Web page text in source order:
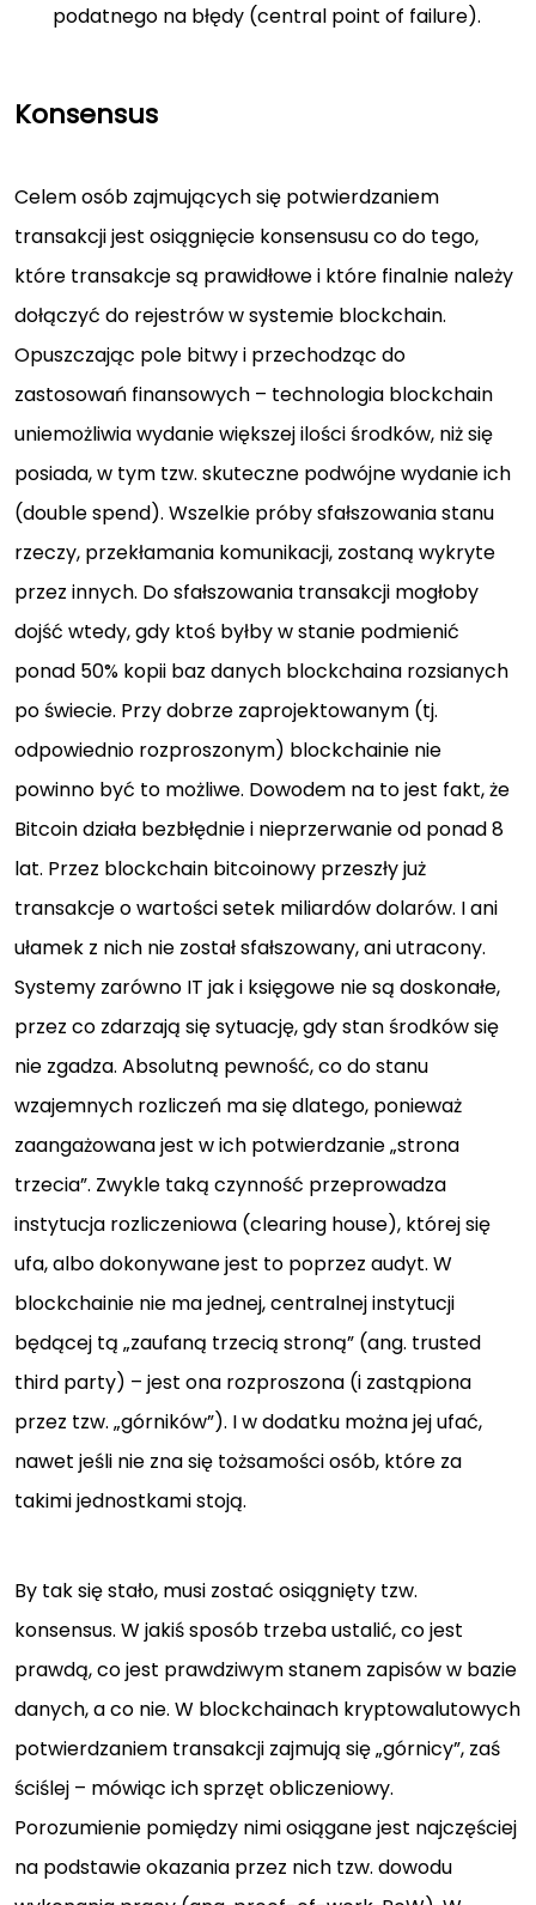
podatnego na błędy (central point of failure).
Konsensus
Celem osób zajmujących się potwierdzaniem
transakcji jest osiągnięcie konsensusu co do tego,
które transakcje są prawidłowe i które finalnie należy
dołączyć do rejestrów w systemie blockchain.
Opuszczając pole bitwy i przechodząc do
zastosowań finansowych – technologia blockchain
uniemożliwia wydanie większej ilości środków, niż się
posiada, w tym tzw. skuteczne podwójne wydanie ich
(double spend). Wszelkie próby sfałszowania stanu
rzeczy, przekłamania komunikacji, zostaną wykryte
przez innych. Do sfałszowania transakcji mogłoby
dojść wtedy, gdy ktoś byłby w stanie podmienić
ponad 50% kopii baz danych blockchaina rozsianych
po świecie. Przy dobrze zaprojektowanym (tj.
odpowiednio rozproszonym) blockchainie nie
powinno być to możliwe. Dowodem na to jest fakt, że
Bitcoin działa bezbłędnie i nieprzerwanie od ponad 8
lat. Przez blockchain bitcoinowy przeszły już
transakcje o wartości setek miliardów dolarów. I ani
ułamek z nich nie został sfałszowany, ani utracony.
Systemy zarówno IT jak i księgowe nie są doskonałe,
przez co zdarzają się sytuację, gdy stan środków się
nie zgadza. Absolutną pewność, co do stanu
wzajemnych rozliczeń ma się dlatego, ponieważ
zaangażowana jest w ich potwierdzanie „strona
trzecia”. Zwykle taką czynność przeprowadza
instytucja rozliczeniowa (clearing house), której się
ufa, albo dokonywane jest to poprzez audyt. W
blockchainie nie ma jednej, centralnej instytucji
będącej tą „zaufaną trzecią stroną” (ang. trusted
third party) – jest ona rozproszona (i zastąpiona
przez tzw. „górników”). I w dodatku można jej ufać,
nawet jeśli nie zna się tożsamości osób, które za
takimi jednostkami stoją.
By tak się stało, musi zostać osiągnięty tzw.
konsensus. W jakiś sposób trzeba ustalić, co jest
prawdą, co jest prawdziwym stanem zapisów w bazie
danych, a co nie. W blockchainach kryptowalutowych
potwierdzaniem transakcji zajmują się „górnicy”, zaś
ściślej – mówiąc ich sprzęt obliczeniowy.
Porozumienie pomiędzy nimi osiągane jest najczęściej
na podstawie okazania przez nich tzw. dowodu